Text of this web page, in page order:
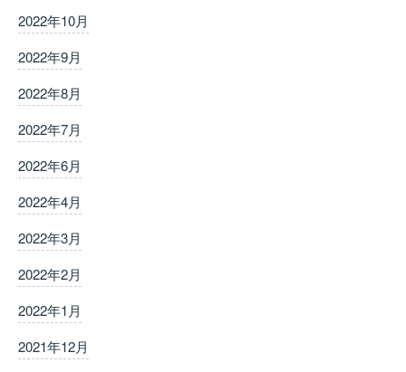
2022年10月
2022年9月
2022年8月
2022年7月
2022年6月
2022年4月
2022年3月
2022年2月
2022年1月
2021年12月